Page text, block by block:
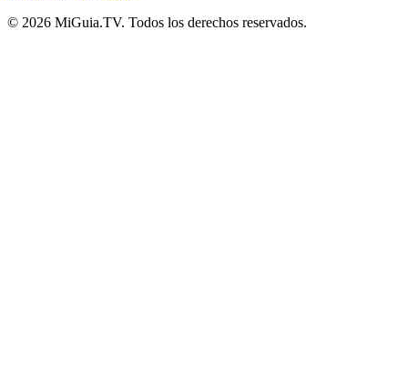
© 2026 MiGuia.TV. Todos los derechos reservados.